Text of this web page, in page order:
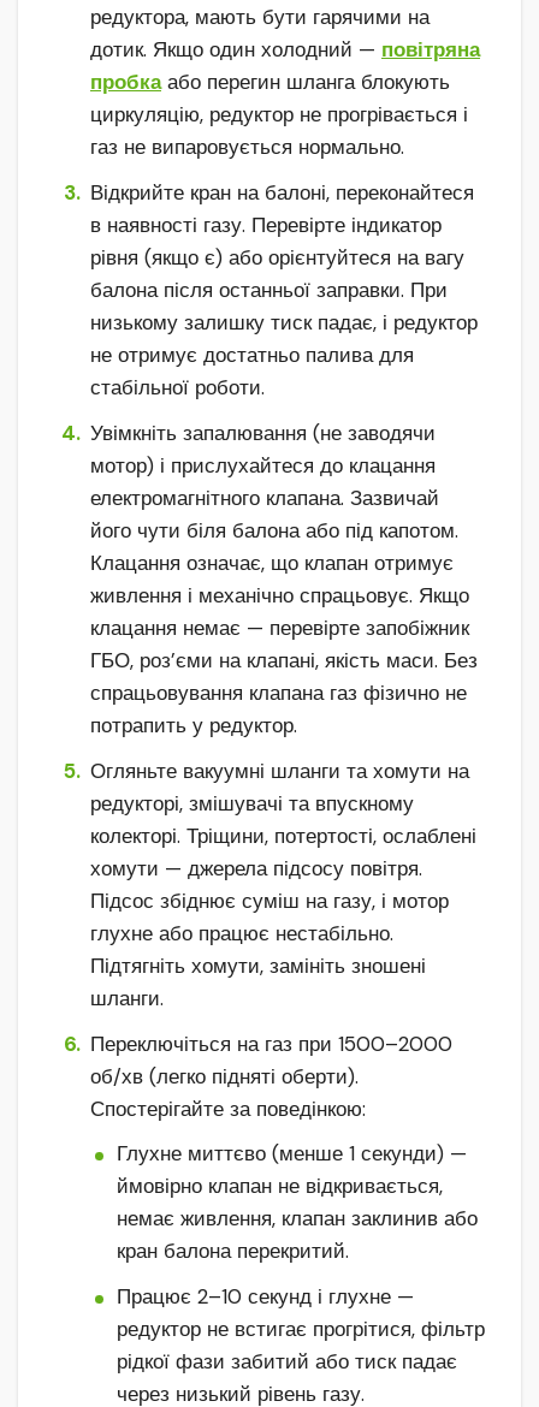
редуктора, мають бути гарячими на
дотик. Якщо один холодний — повітряна
пробкаабо перегин шланга блокують
циркуляцію, редуктор не прогрівається і
газ не випаровується нормально.
Відкрийте кран на балоні, переконайтеся
в наявності газу. Перевірте індикатор
рівня (якщо є) або орієнтуйтеся на вагу
балона після останньої заправки. При
низькому залишку тиск падає, і редуктор
не отримує достатньо палива для
стабільної роботи.
Увімкніть запалювання (не заводячи
мотор) і прислухайтеся до клацання
електромагнітного клапана. Зазвичай
його чути біля балона або під капотом.
Клацання означає, що клапан отримує
живлення і механічно спрацьовує. Якщо
клацання немає — перевірте запобіжник
ГБО, роз’єми на клапані, якість маси. Без
спрацьовування клапана газ фізично не
потрапить у редуктор.
Огляньте вакуумні шланги та хомути на
редукторі, змішувачі та впускному
колекторі. Тріщини, потертості, ослаблені
хомути — джерела підсосу повітря.
Підсос збіднює суміш на газу, і мотор
глухне або працює нестабільно.
Підтягніть хомути, замініть зношені
шланги.
Переключіться на газ при 1500–2000
об/хв (легко підняті оберти).
Спостерігайте за поведінкою:
Глухне миттєво (менше 1 секунди) —
ймовірно клапан не відкривається,
немає живлення, клапан заклинив або
кран балона перекритий.
Працює 2–10 секунд і глухне —
редуктор не встигає прогрітися, фільтр
рідкої фази забитий або тиск падає
через низький рівень газу.